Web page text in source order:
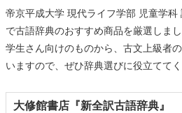
帝京平成大学 現代ライフ学部 児童学
で古語辞典のおすすめ商品を厳選しま
学生さん向けのものから、古文上級者
いますので、ぜひ辞典選びに役立ててく
大修館書店『新全訳古語辞典』